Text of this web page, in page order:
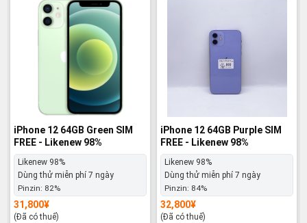
iPhone 12 64GB Green SIM
FREE - Likenew 98%
Likenew 98%
Dùng thử miễn phí 7 ngày
Pinzin: 82%
31,800¥
(Đã có thuế)
iPhone 12 64GB Purple SIM
FREE - Likenew 98%
Likenew 98%
Dùng thử miễn phí 7 ngày
Pinzin: 84%
32,800¥
(Đã có thuế)